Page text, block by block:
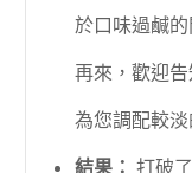
於口味過鹹
再來，歡迎
為您調配較淡
結果： 打破